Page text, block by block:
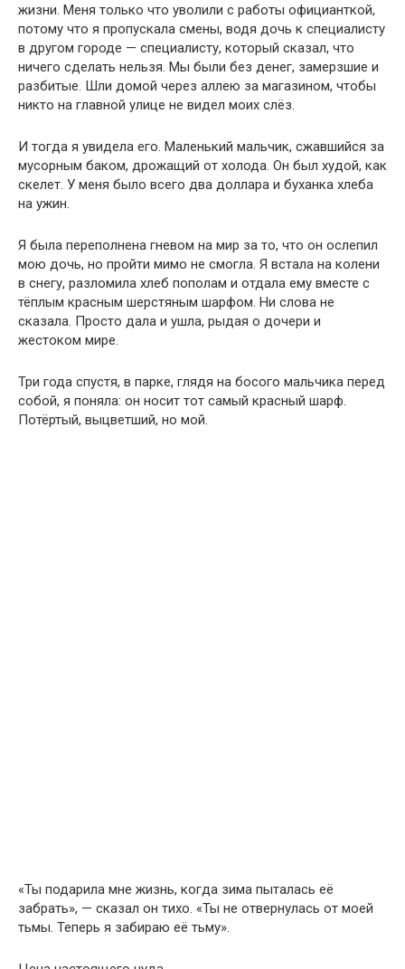
жизни. Меня только что уволили с работы официанткой,
потому что я пропускала смены, водя дочь к специалисту
в другом городе — специалисту, который сказал, что
ничего сделать нельзя. Мы были без денег, замерзшие и
разбитые. Шли домой через аллею за магазином, чтобы
никто на главной улице не видел моих слёз.
И тогда я увидела его. Маленький мальчик, сжавшийся за
мусорным баком, дрожащий от холода. Он был худой, как
скелет. У меня было всего два доллара и буханка хлеба
на ужин.
Я была переполнена гневом на мир за то, что он ослепил
мою дочь, но пройти мимо не смогла. Я встала на колени
в снегу, разломила хлеб пополам и отдала ему вместе с
тёплым красным шерстяным шарфом. Ни слова не
сказала. Просто дала и ушла, рыдая о дочери и
жестоком мире.
Три года спустя, в парке, глядя на босого мальчика перед
собой, я поняла: он носит тот самый красный шарф.
Потёртый, выцветший, но мой.
«Ты подарила мне жизнь, когда зима пыталась её
забрать», — сказал он тихо. «Ты не отвернулась от моей
тьмы. Теперь я забираю её тьму».